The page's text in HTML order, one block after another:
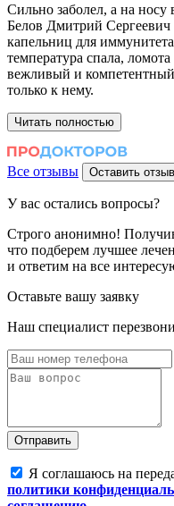
Сильно заболел, а на носу
Белов Дмитрий
капельниц для
температура спала,
вежливый и
только к нему.
Читать полностью
Все отзывы Оставить отзыв
У вас остались вопросы?
Строго анонимно!
что подберем лучшее
и ответим на все
Оставьте вашу заявку
Наш специалист
Отправить
Я соглашаюсь на
политики